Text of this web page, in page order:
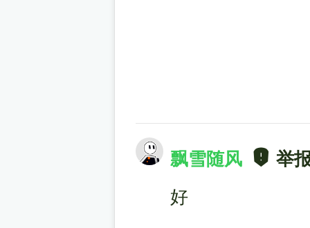
飘雪随风
举
好